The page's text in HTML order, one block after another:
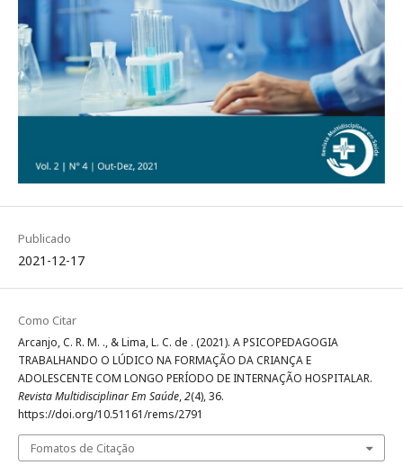
Publicado
2021-12-17
Como Citar
Arcanjo, C. R. M. ., & Lima, L. C. de . (2021). A PSICOPEDAGOGIA
TRABALHANDO O LÚDICO NA FORMAÇÃO DA CRIANÇA E
ADOLESCENTE COM LONGO PERÍODO DE INTERNAÇÃO HOSPITALAR.
Revista Multidisciplinar Em Saúde,2(4), 36.
https://doi.org/10.51161/rems/2791
Fomatos de Citação